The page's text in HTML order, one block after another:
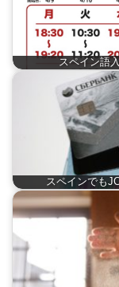
スペイン語
スペインでも